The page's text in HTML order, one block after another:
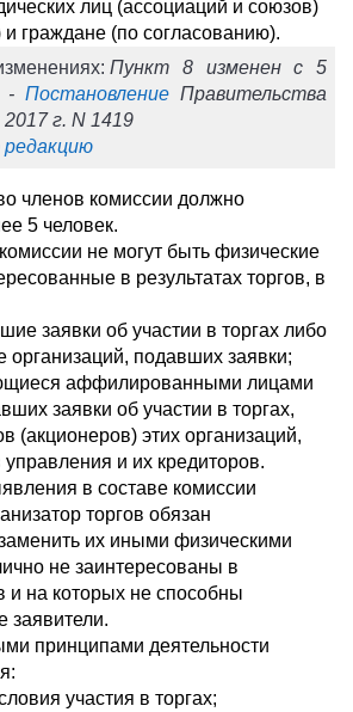
лиц (ассоциаций и союзов)
граждане (по согласованию).
Пункт 8 изменен с 5
-Постановление Правительства
г. N 1419
членов комиссии должно
5 человек.
не могут быть физические
в результатах торгов, в
заявки об участии в торгах либо
организаций, подавших заявки;
аффилированными лицами
заявки об участии в торгах,
(акционеров) этих организаций,
и их кредиторов.
в составе комиссии
торгов обязан
их иными физическими
не заинтересованы в
и на которых не способны
заявители.
принципами деятельности
участия в торгах;